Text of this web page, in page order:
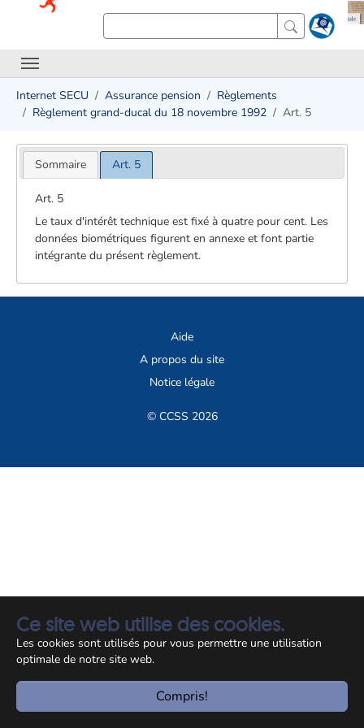
Ce site web utilise des cookies.
Les cookies sont utilisés pour vous permettre une utilisation
optimale de notre site web.
Compris!
Internet SECU Assurance pension
Règlements
Règlement grand-ducal du 18 novembre 1992
Art. 5
Sommaire Art. 5
Art. 5
Le taux d'intérêt technique est fixé à quatre pour cent. Les
données biométriques figurent en annexe et font partie
intégrante du présent règlement.
Aide
A propos du site
Notice légale
© CCSS 2026